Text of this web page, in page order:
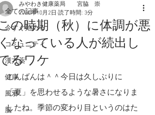
全ての記事
今すぐ始める
コミュニティ
漢方薬
健康
風邪
脳
の時期（秋）に体調が悪
なっている人が続出し
るワケ
みやわき健康薬局 宮脇 崇
2020年10月2日 読了時間: 3分
こんばんは＾＾今日は久しぶりに
「夏」を思わせるような暑さになりま
したね。季節の変わり目というのはた